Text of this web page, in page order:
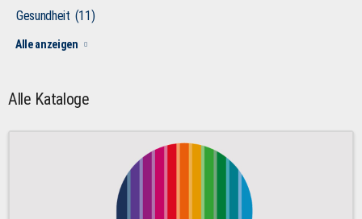
Gesundheit (11)
Alle anzeigen
Alle Kataloge